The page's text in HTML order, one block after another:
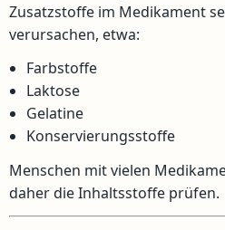
Zusatzstoffe im Medikament
verursachen, etwa:
Farbstoffe
Laktose
Gelatine
Konservierungsstoffe
Menschen mit vielen
daher die Inhaltsstoffe prüfen.